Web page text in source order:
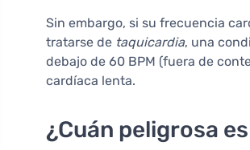
Sin embargo, si su frecuencia
tratarse de taquicardia, una
debajo de 60 BPM (fuera de
cardíaca lenta.
¿Cuán peligrosa